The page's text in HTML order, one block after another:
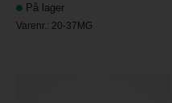
På lager
Varenr.: 20-37MG